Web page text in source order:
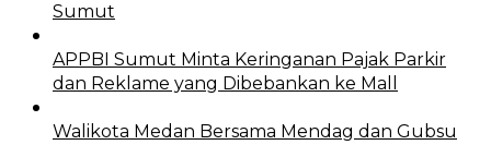
Sumut
APPBI Sumut Minta Keringanan Pajak Parkir
dan Reklame yang Dibebankan ke Mall
Walikota Medan Bersama Mendag dan Gubsu